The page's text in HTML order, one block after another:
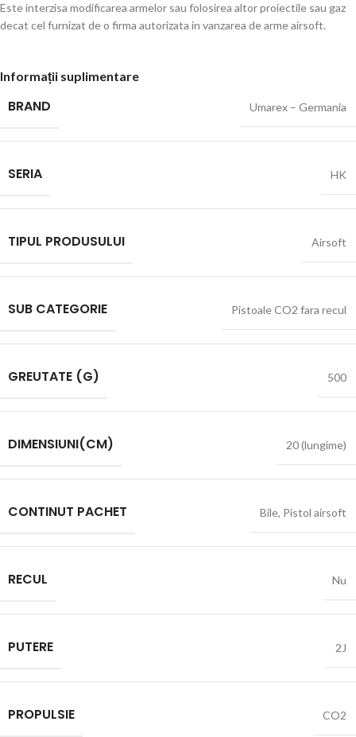
Este interzisa modificarea armelor sau folosirea altor proiectile sau gaz
decat cel furnizat de o firma autorizata in vanzarea de arme airsoft.
Informații suplimentare
BRAND Umarex – Germania
SERIA HK
TIPUL PRODUSULUI Airsoft
SUB CATEGORIE Pistoale CO2 fara recul
GREUTATE (G) 500
DIMENSIUNI(CM) 20 (lungime)
CONTINUT PACHET Bile, Pistol airsoft
RECUL Nu
PUTERE 2J
PROPULSIE CO2